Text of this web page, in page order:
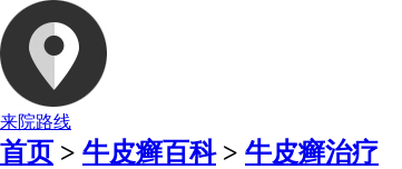
来院路线
首页 > 牛皮癣百科> 牛皮癣治疗